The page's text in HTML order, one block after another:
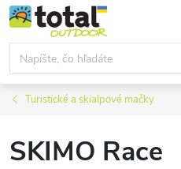
Prejsť
na
obsah
Turistické a skialpové mačky
SKIMO Race